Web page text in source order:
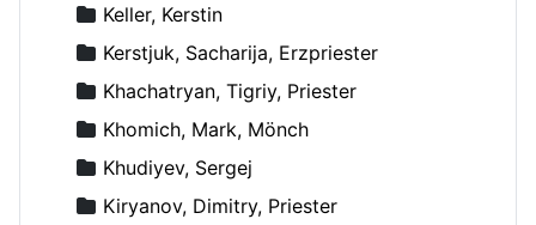
Keller, Kerstin
Kerstjuk, Sacharija, Erzpriester
Khachatryan, Tigriy, Priester
Khomich, Mark, Mönch
Khudiyev, Sergej
Kiryanov, Dimitry, Priester